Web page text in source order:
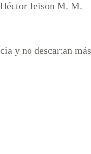
Jeison M. M.
y no descartan más